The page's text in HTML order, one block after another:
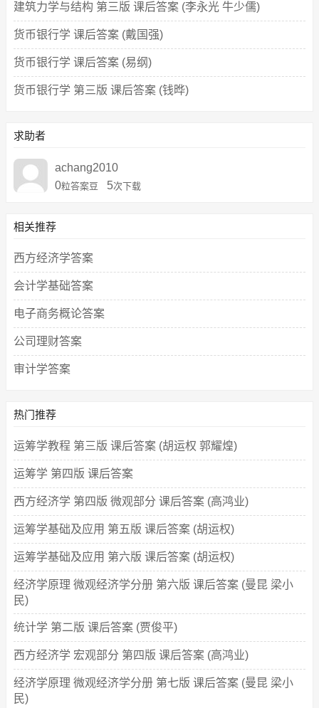
建筑力学与结构 第三版 课后答案 (李永光 牛少儒)
货币银行学 课后答案 (戴国强)
货币银行学 课后答案 (易纲)
货币银行学 第三版 课后答案 (钱晔)
求助者
achang2010
0粒答案豆 5次下载
相关推荐
西方经济学答案
会计学基础答案
电子商务概论答案
公司理财答案
审计学答案
热门推荐
运筹学教程 第三版 课后答案 (胡运权 郭耀煌)
运筹学 第四版 课后答案
西方经济学 第四版 微观部分 课后答案 (高鸿业)
运筹学基础及应用 第五版 课后答案 (胡运权)
运筹学基础及应用 第六版 课后答案 (胡运权)
经济学原理 微观经济学分册 第六版 课后答案 (曼昆 梁小
民)
统计学 第二版 课后答案 (贾俊平)
西方经济学 宏观部分 第四版 课后答案 (高鸿业)
经济学原理 微观经济学分册 第七版 课后答案 (曼昆 梁小
民)